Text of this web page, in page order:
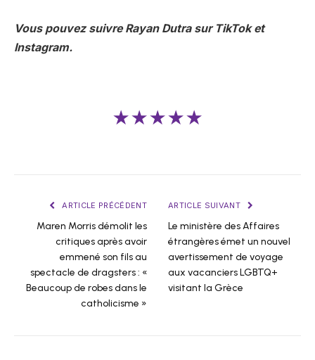
Vous pouvez suivre Rayan Dutra sur TikTok et
Instagram.
★★★★★
ARTICLE PRÉCÉDENT
Maren Morris démolit les
critiques après avoir
emmené son fils au
spectacle de dragsters : «
Beaucoup de robes dans le
catholicisme »
ARTICLE SUIVANT
Le ministère des Affaires
étrangères émet un nouvel
avertissement de voyage
aux vacanciers LGBTQ+
visitant la Grèce